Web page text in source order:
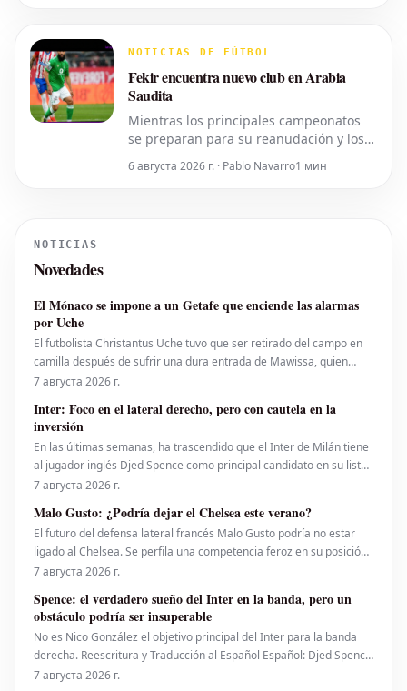
Trabzonspor. Como auténtica estrella,
por
NOTICIAS DE FÚTBOL
Fekir encuentra nuevo club en Arabia
Saudita
Mientras los principales campeonatos
se preparan para su reanudación y los
reforzarse durante el mercado de
6 августа 2026 г. · Pablo Navarro1 мин
NOTICIAS
Novedades
El Mónaco se impone a un Getafe que enciende las alarmas
por Uche
El futbolista Christantus Uche tuvo que ser retirado del campo en
camilla después de sufrir una dura entrada de Mawissa, quien
posteriormente fue expulsado del partido. Existe preocupación por
rodilla de gravedad.
7 августа 2026 г.
Inter: Foco en el lateral derecho, pero con cautela en la
inversión
En las últimas semanas, ha trascendido que el Inter de Milán tiene
al jugador inglés Djed Spence como principal candidato en su lista
de deseos para suplir la vacante dejada por Denzel Dumfries,
en mente al futbolista británi
7 августа 2026 г.
Malo Gusto: ¿Podría dejar el Chelsea este verano?
El futuro del defensa lateral francés Malo Gusto podría no estar
ligado al Chelsea. Se perfila una competencia feroz en su posición,
y el club londinense podría abrirle la puerta de salida al exjugador
precio de venta estableci
7 августа 2026 г.
Spence: el verdadero sueño del Inter en la banda, pero un
obstáculo podría ser insuperable
No es Nico González el objetivo principal del Inter para la banda
derecha. Reescritura y Traducción al Español Español: Djed Spence
se perfila como el verdadero anhelo del Inter para la banda
7 августа 2026 г.